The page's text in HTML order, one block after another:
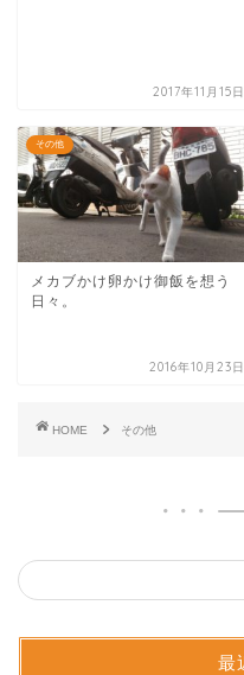
2017年11月15日
その他
メカブかけ卵かけ御飯を想う
日々。
2016年10月23日
HOME その他
最